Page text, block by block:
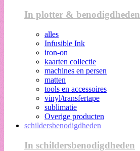
In plotter & benodigdheden
alles
Infusible Ink
iron-on
kaarten collectie
machines en persen
matten
tools en accessoires
vinyl/transfertape
sublimatie
Overige producten
schildersbenodigdheden
In schildersbenodigdheden